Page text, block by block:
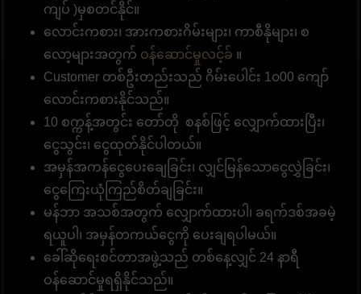
ကျပ် )မှစတင်နိုင်။
လောင်းကစား၊ အားကစားဂိမ်းများ၊ ကာစီနိုများ၊ စ
လော့များအတွက် ဝန်ဆောင်မှုလင့်ခ် ။
Customer တစ်ဦးတည်းသည် ဂိမ်းပေါင်း 1၀00 ကျော်
လောင်းကစားနိုင်သည်။
10 စက္ကန့်အတွင်း တော်တို စနစ်ဖြင့် လျှောက်ထားပြီး၊
ငွေသွင်း၊ ငွေထုတ်နိုင်ပါတယ်။
အမှန်အကန်ငွေပေးချေခြင်း၊ လျှင်မြန်သောငွေလွှဲခြင်း၊
ငွေကြေးယုံကြည်စိတ်ချခြင်း။
မန်ဘာ အသစ်အတွက် လျှောက်ထားပါ၊ ခရက်ဒစ်အခမဲ့
ရယူပါ၊ အမှန်တကယ်ငွေကို ပေးချရပါမယ်။
ခေါ်ဆိုရေးစင်တာအဖွဲ့သည် တစ်နေ့လျှင် 24 နာရီ
ဝန်ဆောင်မှုရရှိနိုင်သည်။